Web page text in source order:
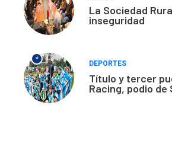
La Sociedad
inseguridad
*
DEPORTES
Título y tercer
Racing, podio de